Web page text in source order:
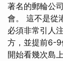
著名的郵輪公
會。 這不是從
必須非常引人
方，並提前6-9
開始看幾次島